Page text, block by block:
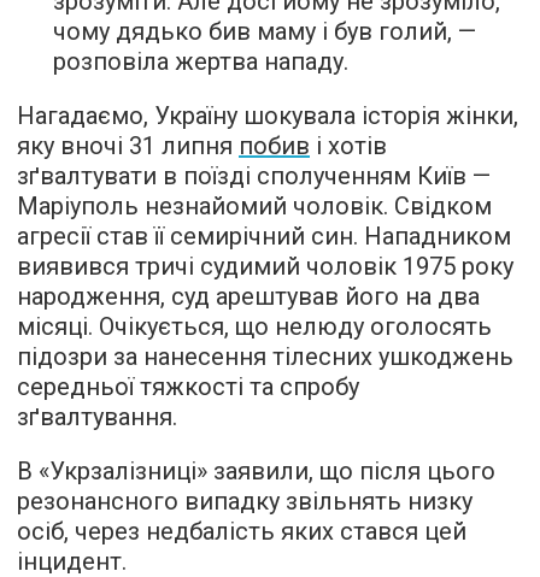
чому дядько бив маму і був голий, —
розповіла жертва нападу.
Нагадаємо, Україну шокувала історія жінки,
яку вночі 31 липня побив і хотів
зґвалтувати в поїзді сполученням Київ —
Маріуполь незнайомий чоловік. Свідком
агресії став її семирічний син. Нападником
виявився тричі судимий чоловік 1975 року
народження, суд арештував його на два
місяці. Очікується, що нелюду оголосять
підозри за нанесення тілесних ушкоджень
середньої тяжкості та спробу
зґвалтування.
В «Укрзалізниці» заявили, що після цього
резонансного випадку звільнять низку
осіб, через недбалість яких стався цей
інцидент.